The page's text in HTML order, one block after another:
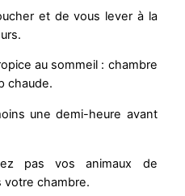
et de vous lever à la
au sommeil : chambre
chaude.
une demi-heure avant
pas vos animaux de
votre chambre.